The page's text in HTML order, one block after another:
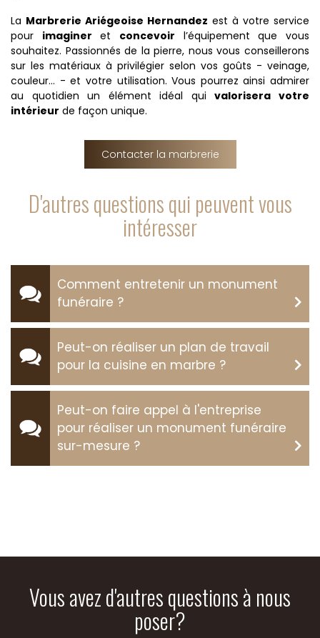
La Marbrerie Ariégeoise Hernandez est à votre service
pour imaginer et concevoir l’équipement que vous
souhaitez. Passionnés de la pierre, nous vous conseillerons
sur les matériaux à privilégier selon vos goûts - veinage,
couleur… - et votre utilisation. Vous pourrez ainsi admirer
au quotidien un élément idéal quivalorisera votre
intérieur de façon unique.
Contacter la marbrerie
D'autres questions qui peuvent vous
intéresser
Comment entretenir un monument
funéraire ?
Peut-on réaliser un plan de travail
pour la cuisine en marbre ?
Peut-on faire appel à l'entreprise
pour réaliser un monument funéraire
sur-mesure ?
Vous avez d'autres questions à nous
poser?